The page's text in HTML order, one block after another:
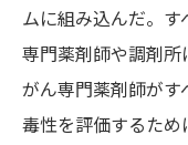
ムに組み込んだ。
専門薬剤師や調剤
がん専門薬剤師がす
毒性を評価するた